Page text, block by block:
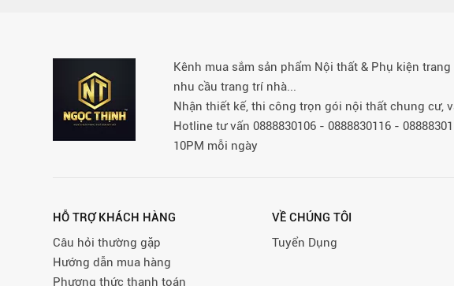
Kênh mua sắm sản phẩm Nội thất & Phụ kiện
nhu cầu trang trí nhà...
Nhận thiết kế, thi công trọn gói nội thất chung cư,
Hotline tư vấn 0888830106 - 0888830116 -
10PM mỗi ngày
HỖ TRỢ KHÁCH HÀNG
Câu hỏi thường gặp
Hướng dẫn mua hàng
Phương thức thanh toán
VỀ CHÚNG TÔI
Tuyển Dụng